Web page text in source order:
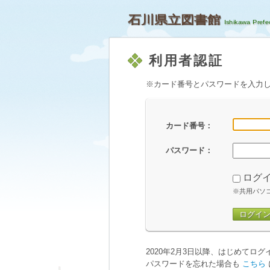
石川県立図書館
利用者認証
※カード番号とパスワードを入力
カード番号：
パスワード：
ログ
※共用パソ
ログイン
2020年2月3日以降、はじめてログ
パスワードを忘れた場合も こちら